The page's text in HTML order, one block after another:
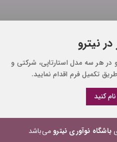
در نیترو
در هر سه مدل استارتاپی، شرکتی و
تکمیل فرم اقدام نمایید.
کنید
باشگاه نوآوری نیترو می‌باشد